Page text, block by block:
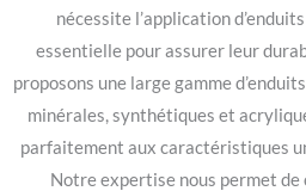
nécessite l’application
essentielle pour assurer leur
proposons une large gamme
minérales, synthétiques et
parfaitement aux caractéristiques
Notre expertise nous permet de